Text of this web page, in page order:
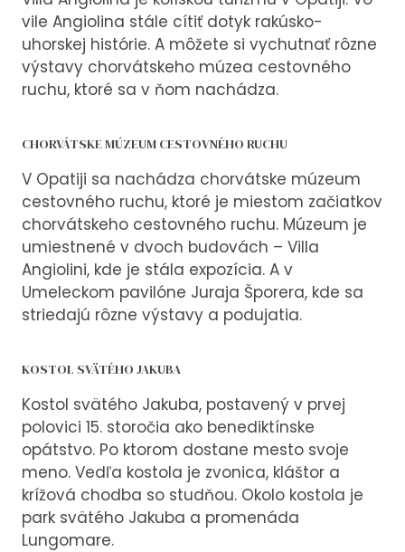
vile Angiolina stále cítiť dotyk rakúsko-
uhorskej histórie. A môžete si vychutnať rôzne
výstavy chorvátskeho múzea cestovného
ruchu, ktoré sa v ňom nachádza.
CHORVÁTSKE MÚZEUM CESTOVNÉHO RUCHU
V Opatiji sa nachádza chorvátske múzeum
cestovného ruchu, ktoré je miestom začiatkov
chorvátskeho cestovného ruchu. Múzeum je
umiestnené v dvoch budovách – Villa
Angiolini, kde je stála expozícia. A v
Umeleckom pavilóne Juraja Šporera, kde sa
striedajú rôzne výstavy a podujatia.
KOSTOL SVÄTÉHO JAKUBA
Kostol svätého Jakuba, postavený v prvej
polovici 15. storočia ako benediktínske
opátstvo. Po ktorom dostane mesto svoje
meno. Vedľa kostola je zvonica, kláštor a
krížová chodba so studňou. Okolo kostola je
park svätého Jakuba a promenáda
Lungomare.